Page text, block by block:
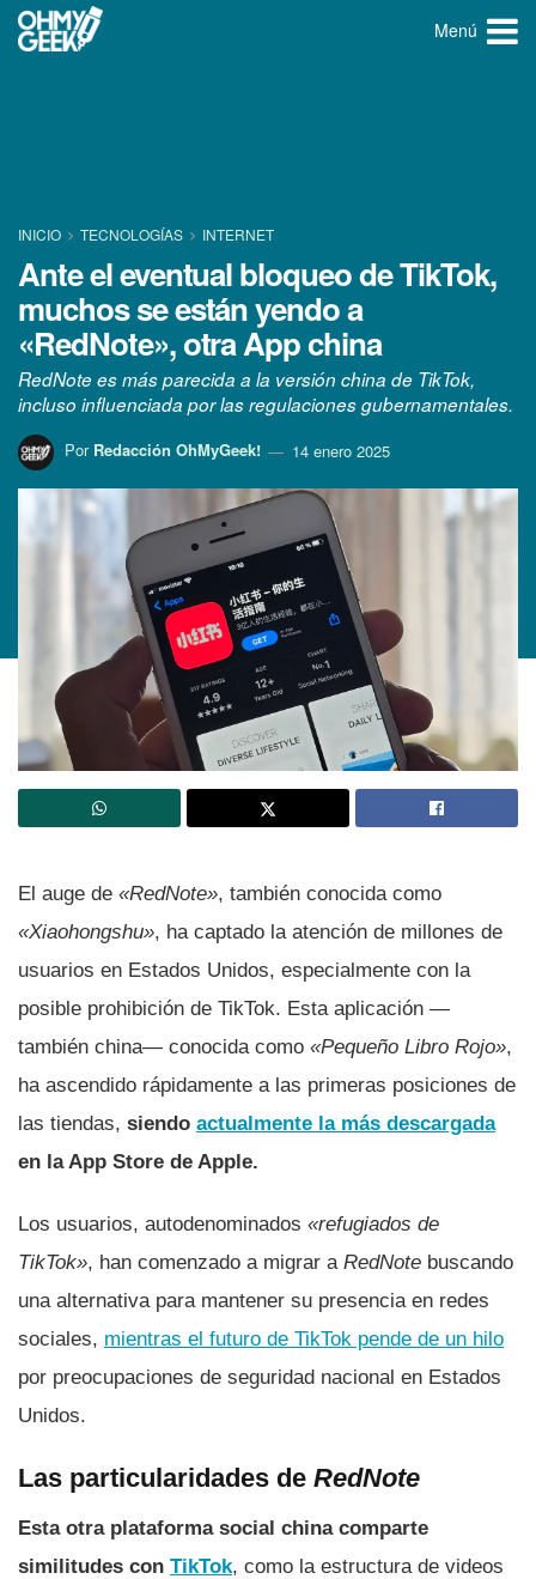
Menú
INICIO TECNOLOGÍ­AS INTERNET
Ante el eventual bloqueo de TikTok,
muchos se están yendo a
«RedNote», otra App china
RedNote es más parecida a la versión china de TikTok,
incluso influenciada por las regulaciones gubernamentales.
Por Redacción OhMyGeek! 14 enero 2025
El auge de «RedNote», también conocida como
«Xiaohongshu», ha captado la atención de millones de
usuarios en Estados Unidos, especialmente con la
posible prohibición de TikTok. Esta aplicación —
también china— conocida como «Pequeño Libro Rojo»,
ha ascendido rápidamente a las primeras posiciones de
las tiendas, siendo actualmente la más descargada
en la App Store de Apple.
Los usuarios, autodenominados «refugiados de
TikTok», han comenzado a migrar a RedNote buscando
una alternativa para mantener su presencia en redes
sociales, mientras el futuro de TikTok pende de un hilo
por preocupaciones de seguridad nacional en Estados
Unidos.
Las particularidades de RedNote
Esta otra plataforma social china comparte
similitudes con TikTok, como la estructura de videos